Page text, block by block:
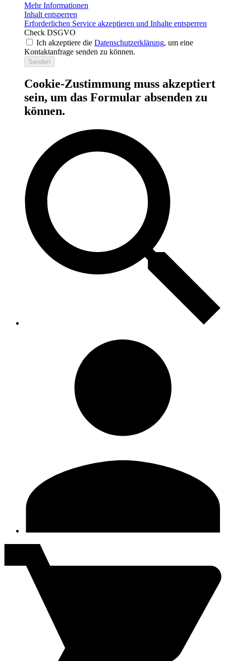
Mehr Informationen
Inhalt entsperren
Erforderlichen Service akzeptieren und Inhalte entsperren
Check DSGVO
Ich akzeptiere die Datenschutzerklärung, um eine
Kontaktanfrage senden zu können.
Senden
Cookie-Zustimmung muss akzeptiert
sein, um das Formular absenden zu
können.